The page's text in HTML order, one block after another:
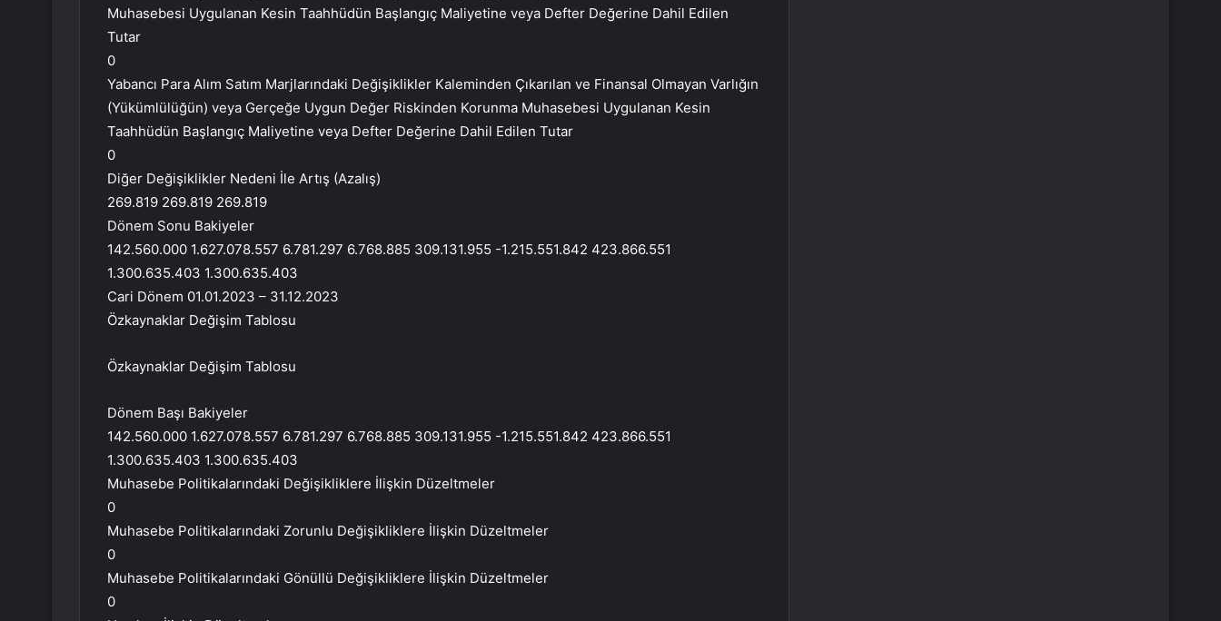
Muhasebesi Uygulanan Kesin Taahhüdün Başlangıç Maliyetine veya Defter Değerine Dahil Edilen
Tutar
0
Yabancı Para Alım Satım Marjlarındaki Değişiklikler Kaleminden Çıkarılan ve Finansal Olmayan Varlığın
(Yükümlülüğün) veya Gerçeğe Uygun Değer Riskinden Korunma Muhasebesi Uygulanan Kesin
Taahhüdün Başlangıç Maliyetine veya Defter Değerine Dahil Edilen Tutar
0
Diğer Değişiklikler Nedeni İle Artış (Azalış)
269.819 269.819 269.819
Dönem Sonu Bakiyeler
142.560.000 1.627.078.557 6.781.297 6.768.885 309.131.955 -1.215.551.842 423.866.551
1.300.635.403 1.300.635.403
Cari Dönem 01.01.2023 – 31.12.2023
Özkaynaklar Değişim Tablosu
Özkaynaklar Değişim Tablosu
Dönem Başı Bakiyeler
142.560.000 1.627.078.557 6.781.297 6.768.885 309.131.955 -1.215.551.842 423.866.551
1.300.635.403 1.300.635.403
Muhasebe Politikalarındaki Değişikliklere İlişkin Düzeltmeler
0
Muhasebe Politikalarındaki Zorunlu Değişikliklere İlişkin Düzeltmeler
0
Muhasebe Politikalarındaki Gönüllü Değişikliklere İlişkin Düzeltmeler
0